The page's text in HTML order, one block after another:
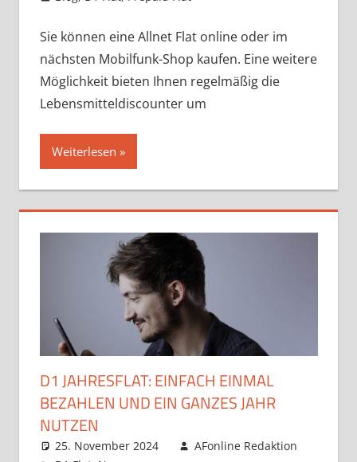
Sie können eine Allnet Flat online oder im
nächsten Mobilfunk-Shop kaufen. Eine weitere
Möglichkeit bieten Ihnen regelmäßig die
Lebensmitteldiscounter um
Weiterlesen
D1 JAHRESFLAT: EINFACH EINMAL
BEZAHLEN UND EIN GANZES JAHR
NUTZEN
25. November 2024
AFonline Redaktion